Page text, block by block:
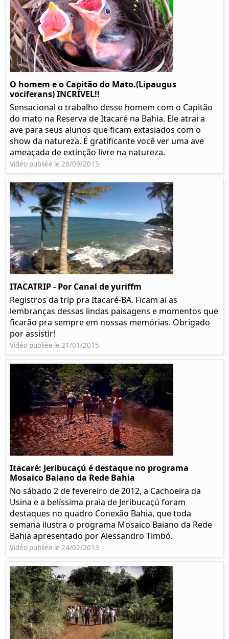
O homem e o Capitão do Mato.(Lipaugus
vociferans) INCRÍVEL!!
Sensacional o trabalho desse homem com o Capitão
do mato na Reserva de Itacaré na Bahia. Ele atrai a
ave para seus alunos que ficam extasiados com o
show da natureza. É gratificante você ver uma ave
ameaçada de extinção livre na natureza.
Vidéo publiée le 26/09/2015
ITACATRIP - Por Canal de yuriffm
Registros da trip pra Itacaré-BA. Ficam ai as
lembranças dessas lindas paisagens e momentos que
ficarão pra sempre em nossas memórias. Obrigado
por assistir!
Vidéo publiée le 21/01/2015
Itacaré: Jeribucaçú é destaque no programa
Mosaico Baiano da Rede Bahia
No sábado 2 de fevereiro de 2012, a Cachoeira da
Usina e a belíssima praia de Jeribucaçú foram
destaques no quadro Conexão Bahia, que toda
semana ilustra o programa Mosaico Baiano da Rede
Bahia apresentado por Alessandro Timbó.
Vidéo publiée le 24/02/2013